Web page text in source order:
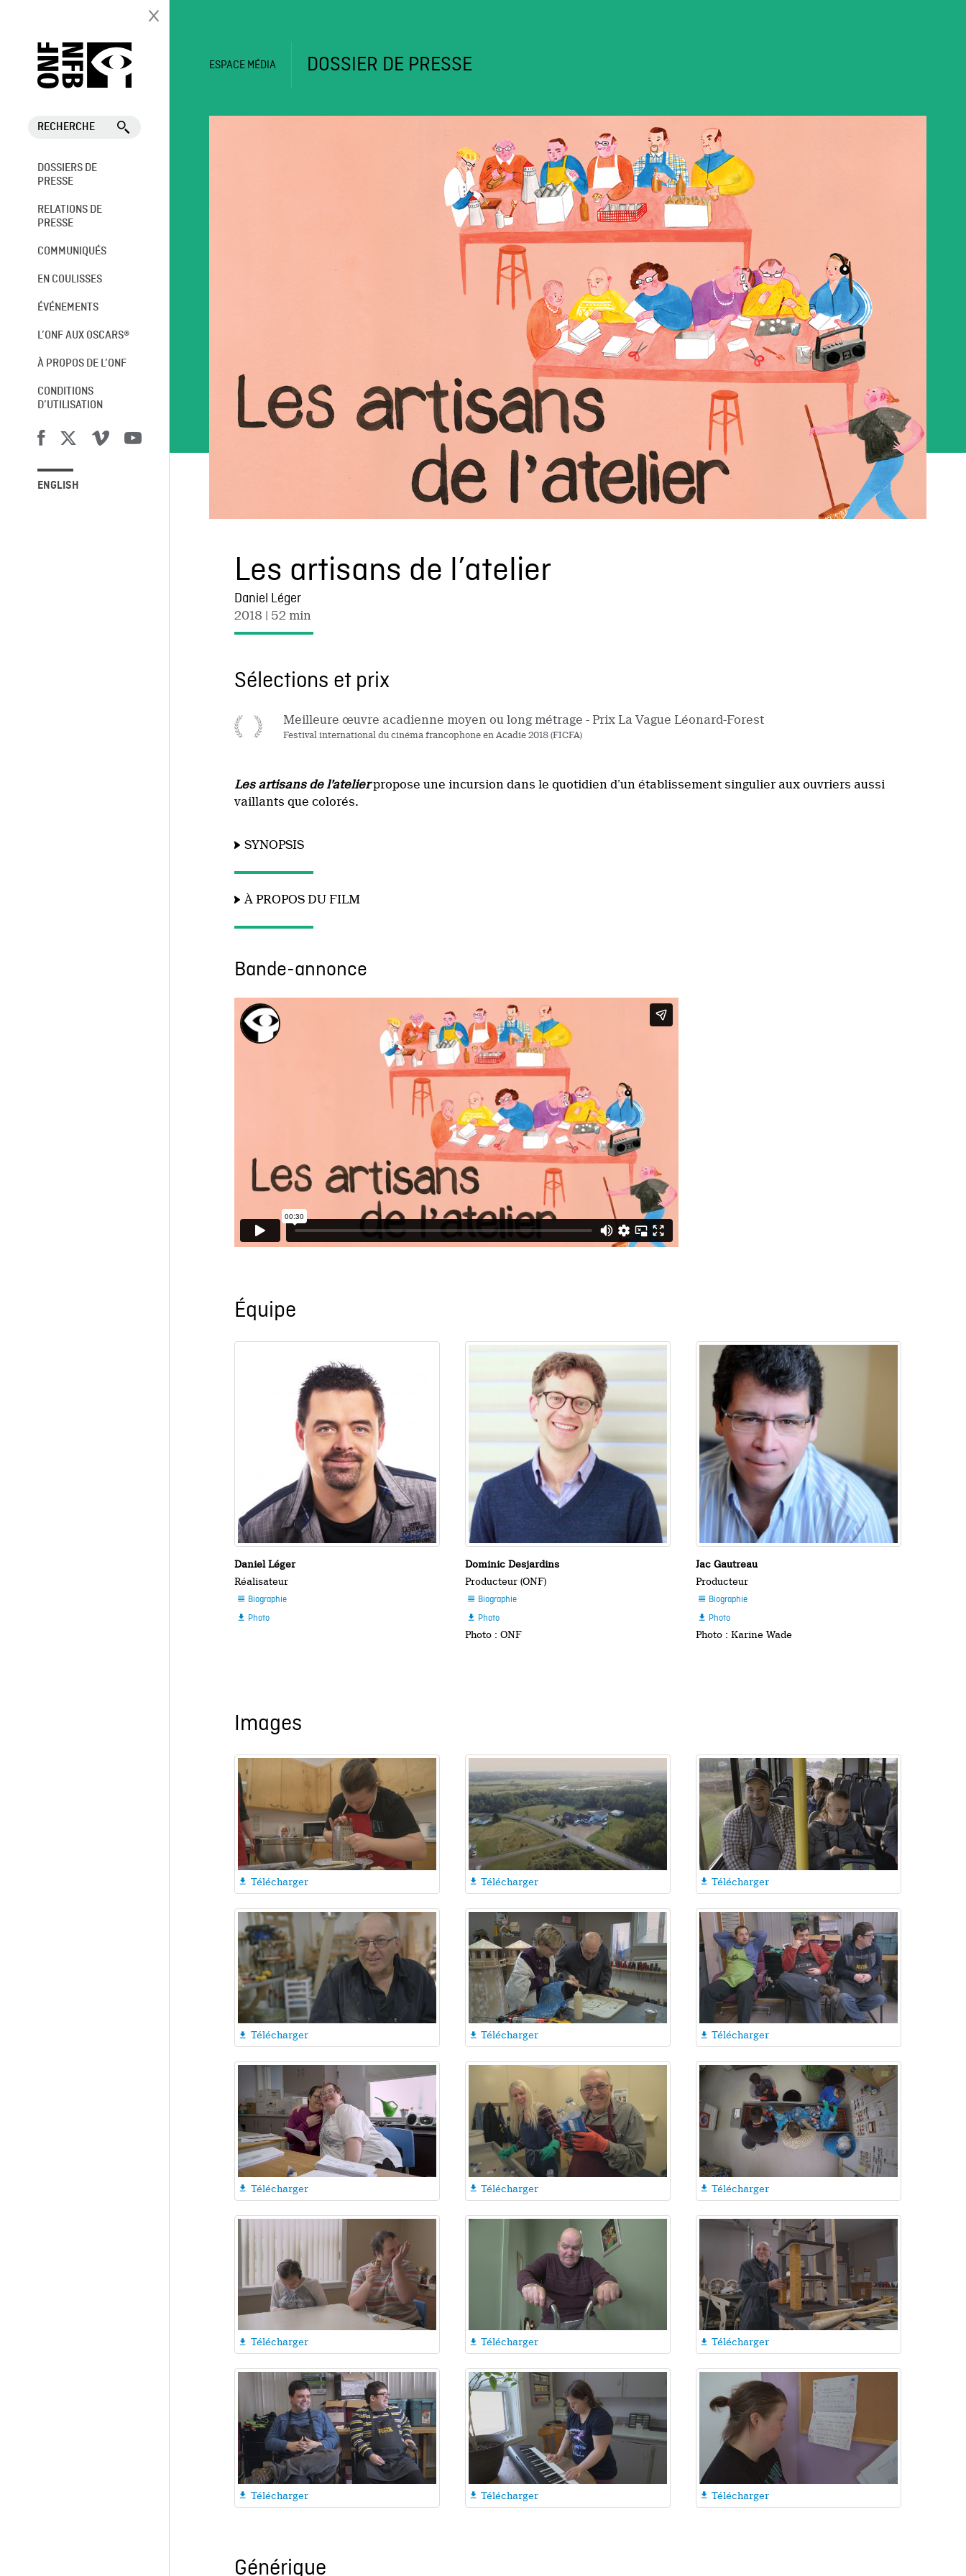
RECHERCHE
DOSSIERS DE
PRESSE
RELATIONS DE
PRESSE
COMMUNIQUÉS
EN COULISSES
ÉVÉNEMENTS
L’ONF AUX OSCARS®
À PROPOS DE L’ONF
CONDITIONS
D’UTILISATION
ENGLISH
ESPACE MÉDIA DOSSIER DE PRESSE
Les artisans de l’atelier
Daniel Léger
2018 | 52 min
Sélections et prix
Meilleure œuvre acadienne moyen ou long métrage - Prix La Vague Léonard-Forest
Festival international du cinéma francophone en Acadie 2018 (FICFA)
Les artisans de l’atelierpropose une incursion dans le quotidien d’un établissement singulier aux ouvriers aussi
vaillants que colorés.
SYNOPSIS
À PROPOS DU FILM
Bande-annonce
Équipe
Daniel Léger
Réalisateur
 Biographie
 Photo
Dominic Desjardins
Producteur (ONF)
 Biographie
 Photo
Photo : ONF
Jac Gautreau
Producteur
 Biographie
 Photo
Photo : Karine Wade
Images
 Télécharger  Télécharger  Télécharger
 Télécharger  Télécharger  Télécharger
 Télécharger  Télécharger  Télécharger
 Télécharger  Télécharger  Télécharger
 Télécharger  Télécharger  Télécharger
Générique